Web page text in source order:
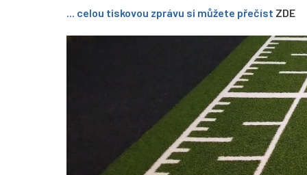
... celou tiskovou zprávu si můžete přečíst ZDE